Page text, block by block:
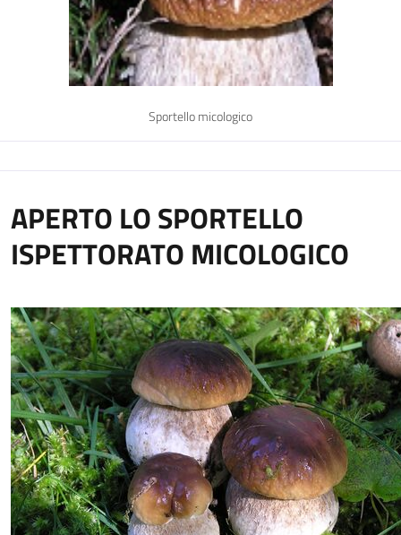
Sportello micologico
APERTO LO SPORTELLO
ISPETTORATO MICOLOGICO